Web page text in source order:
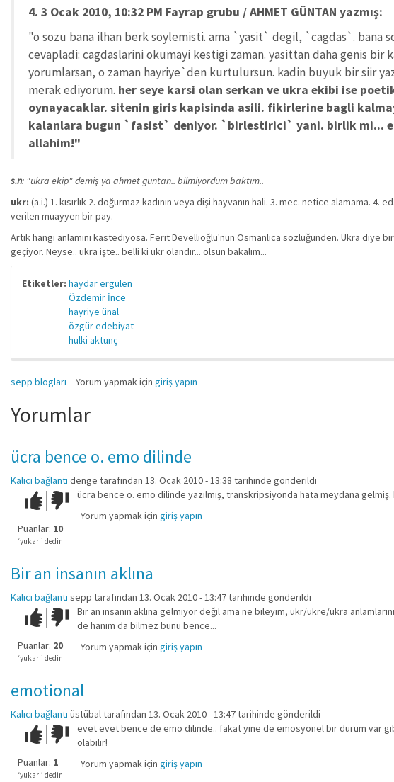
4. 3 Ocak 2010, 10:32 PM Fayrap grubu / AHMET GÜNTAN yazmış:
"o sozu bana ilhan berk soylemisti. ama `yasit` degil, `cagdas`. bana
cevapladi: cagdaslarini okumayi kestigi zaman. yasittan daha genis
yorumlarsan, o zaman hayriye`den kurtulursun. kadin buyuk bir siir
merak ediyorum. her seye karsi olan serkan ve ukra ekibi ise
oynayacaklar. sitenin giris kapisinda asili. fikirlerine bagli
kalanlara bugun `fasist` deniyor. `birlestirici` yani. birlik mi...
allahim!"
s.n: "ukra ekip" demiş ya ahmet güntan.. bilmiyordum baktım..
ukr: (a.i.) 1. kısırlık 2. doğurmaz kadının veya dişi hayvanın hali. 3. mec. netice alamama.
verilen muayyen bir pay.
Artık hangi anlamını kastediyosa. Ferit Devellioğlu'nun Osmanlıca sözlüğünden. Ukra diye
geçiyor. Neyse.. ukra işte.. belli ki ukr olandır... olsun bakalım...
Etiketler: haydar ergülen
Özdemir İnce
hayriye ünal
özgür edebiyat
hulki aktunç
sepp blogları Yorum yapmak için giriş yapın
Yorumlar
ücra bence o. emo dilinde
Kalıcı bağlantı denge tarafından 13. Ocak 2010 - 13:38 tarihinde gönderildi
Çok iyi!O
kadar
iyi
değil!
Puanlar: 10
‘yukarı’ dedin
ücra bence o. emo dilinde yazılmış, transkripsiyonda hata meydana
Yorum yapmak için giriş yapın
Bir an insanın aklına
Kalıcı bağlantı sepp tarafından 13. Ocak 2010 - 13:47 tarihinde gönderildi
Çok iyi!O
kadar
iyi
değil!
Puanlar: 20
‘yukarı’ dedin
Bir an insanın aklına gelmiyor değil ama ne bileyim, ukr/ukre/ukra
de hanım da bilmez bunu bence...
Yorum yapmak için giriş yapın
emotional
Kalıcı bağlantı üstübaltarafından 13. Ocak 2010 - 13:47 tarihinde gönderildi
Çok iyi!O
kadar
iyi
değil!
Puanlar: 1
‘yukarı’ dedin
evet evet bence de emo dilinde.. fakat yine de emosyonel bir durum var
olabilir!
Yorum yapmak için giriş yapın